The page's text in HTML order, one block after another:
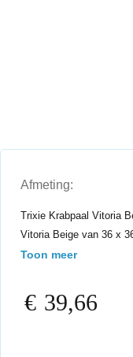
Afmeting:
Trixie Krabpaal Vitoria
Vitoria Beige van 36 x
Toon meer
€ 39,66